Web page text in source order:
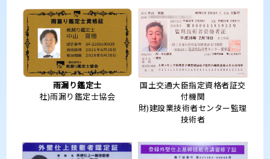
雨漏り鑑定士
社)雨漏り鑑定士協会
国土交通大臣指定資格者証交
付機関
財)建設業技術者センター監理
技術者